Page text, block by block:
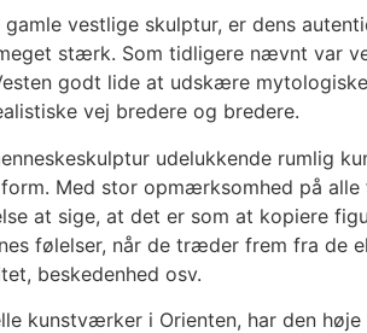
vestlige skulptur, er dens
stærk. Som tidligere nævnt var
godt lide at udskære
vej bredere og bredere.
udelukkende rumlig
Med stor opmærksomhed på
at sige, at det er som at kopiere
følelser, når de træder frem fra de
beskedenhed osv.
kunstværker i Orienten, har den